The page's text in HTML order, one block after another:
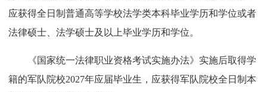
应获得全日制普通高等学校法学类本科毕业学历和学位或者
法律硕士、法学硕士及以上毕业学历和学位。
《国家统一法律职业资格考试实施办法》实施后取得学
籍的军队院校2027年应届毕业生，应获得军队院校全日制本